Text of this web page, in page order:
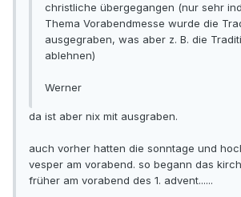
christliche übergegangen (nur sehr
Thema Vorabendmesse wurde die
ausgegraben, was aber z. B. die
ablehnen)
Werner
da ist aber nix mit ausgraben.
auch vorher hatten die sonntage und
vesper am vorabend. so begann das
früher am vorabend des 1. advent......